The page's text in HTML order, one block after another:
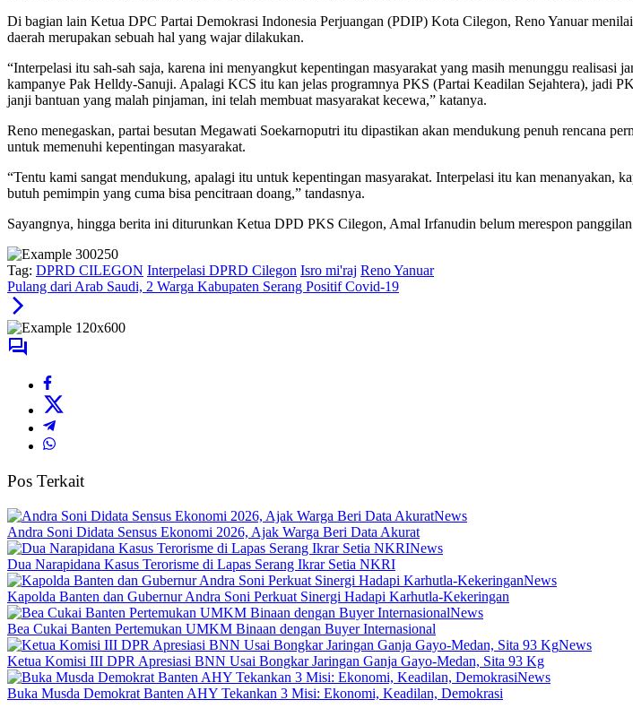
Di bagian lain Ketua DPC Partai Demokrasi Indonesia Perjuangan (PDIP) Kota Cilegon, Reno Yanuar
daerah merupakan sebuah hal yang wajar dilakukan.
“Interpelasi itu sah-sah saja, karena ini menyangkut kepentingan masyarakat yang masih menunggu
kampanye Pak Helldy-Sanuji. Apalagi KCS itu kan jelas programnya PKS (Partai Keadilan Sejahtera), jadi
janji bantuan yang malah pinjaman, ini telah membuat masyarakat kecewa,” katanya.
Reno menegaskan, partai besutan Megawati Soekarnoputri itu dipastikan akan mendukung penuh rencana
untuk memenuhi kepentingan masyarakat.
“Tentu kami sangat mendukung, apalagi itu untuk kepentingan masyarakat. Interpelasi itu kan
butuh pemimpin yang cuma bisa pencitraan doang,” tandasnya.
Sayangnya, hingga berita ini diturunkan Ketua DPD PKS Cilegon, Amal Irfanudin belum merespon
Tag: DPRD CILEGON Interpelasi DPRD Cilegon Isro mi'raj Reno Yanuar
Pulang dari Arab Saudi, 2 Warga Kabupaten Serang Positif Covid-19
Pos Terkait
News
Andra Soni Didata Sensus Ekonomi 2026, Ajak Warga Beri Data Akurat
News
Dua Narapidana Kasus Terorisme di Lapas Serang Ikrar Setia NKRI
News
Kapolda Banten dan Gubernur Andra Soni Perkuat Sinergi Hadapi Karhutla-Kekeringan
News
Bea Cukai Banten Pertemukan UMKM Binaan dengan Buyer Internasional
News
Ketua Komisi III DPR Apresiasi BNN Usai Bongkar Jaringan Ganja Gayo-Medan, Sita 93 Kg
News
Buka Musda Demokrat Banten AHY Tekankan 3 Misi: Ekonomi, Keadilan, Demokrasi